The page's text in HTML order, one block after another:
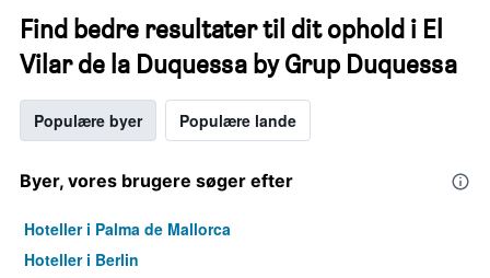
Find bedre resultater til dit ophold i El
Vilar de la Duquessa by Grup Duquessa
Populære byer Populære lande
Byer, vores brugere søger efter
Hoteller i Palma de Mallorca
Hoteller i Berlin